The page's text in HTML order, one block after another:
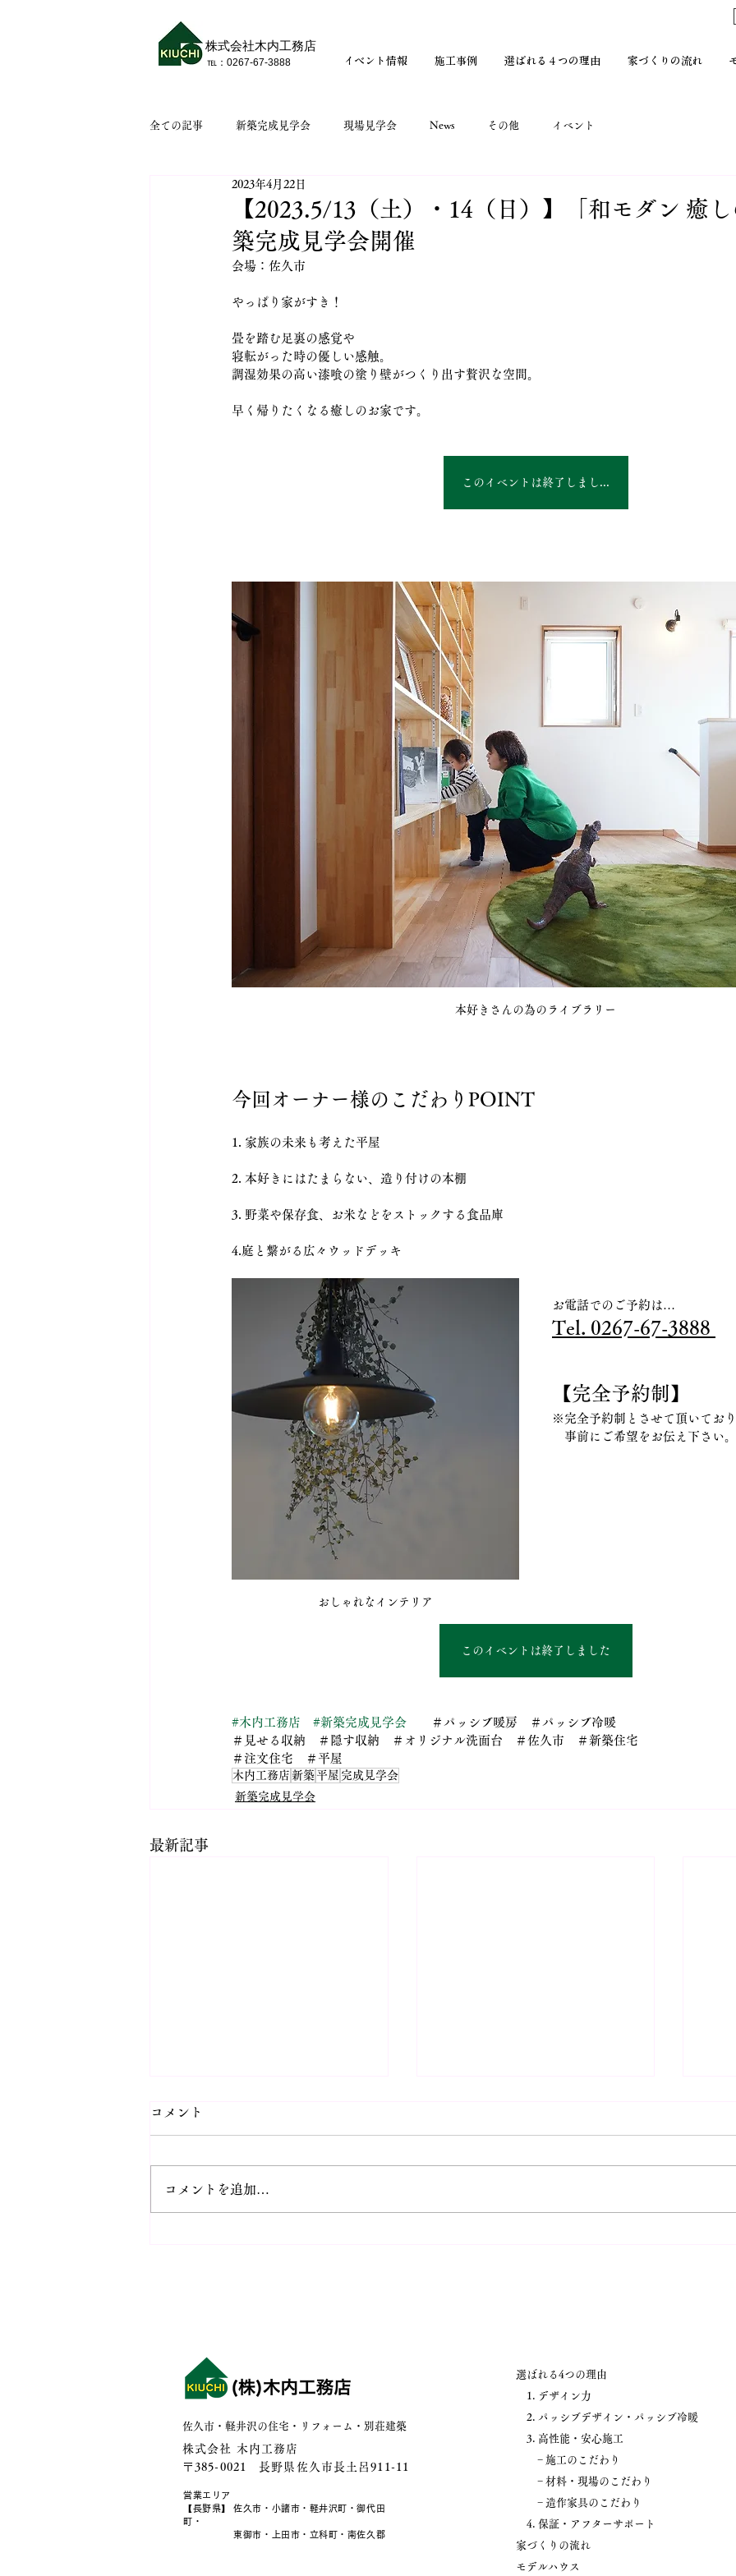
株式会社木内工務店
​℡：​0267-67-3888 イベント情報 施工事例 選ばれる４つの理由 家づくりの流れ
全ての記事 新築完成見学会 現場見学会 News その他 イベント
【2023.5/13（土）・14（日）】「和モダン 癒
築完成見学会開催
2023年4月22日
会場：佐久市
やっぱり家がすき！
畳を踏む足裏の感覚や
寝転がった時の優しい感触。
調湿効果の高い漆喰の塗り壁がつくり出す贅沢な空間。
早く帰りたくなる癒しのお家です。
このイベントは終了しました
本好きさんの為のライブラリー
今回オーナー様のこだわりPOINT
1. 家族の未来も考えた平屋
2. 本好きにはたまらない、造り付けの本棚
3. 野菜や保存食、お米などをストックする食品庫
4.庭と繋がる広々ウッドデッキ
おしゃれなインテリア
お電話でのご予約は…
Tel. 0267-67-3888
【完全予約制】
※完全予約制とさせて頂いており
事前にご希望をお伝え下さい。
このイベントは終了しました
#木内工務店 #新築完成見学会 ＃パッシブ暖房　＃パッシブ冷暖
＃見せる収納　＃隠す収納　＃オリジナル洗面台　＃佐久市　＃新築住宅
＃注文住宅　＃平屋
木内工務店 新築 平屋 完成見学会
新築完成見学会
最新記事
コメント
コメントを追加…
佐久市・軽井沢の住宅・リフォーム・別荘建築
株式会社 木内工務店
〒385-0021 長野県佐久市長土呂911-11
営業エリア
【長野県】 佐久市・小諸市・軽井沢町・御代田
町・
東御市・上田市・立科町・南佐久郡
選ばれる4つの理由
1. デザイン力
2. パッシブデザイン・パッシブ冷暖
3. 高性能・安心施工
− 施工のこだわり
− 材料・現場のこだわり
− 造作家具のこだわり
4. 保証・アフターサポート
家づくりの流れ
モデルハウス